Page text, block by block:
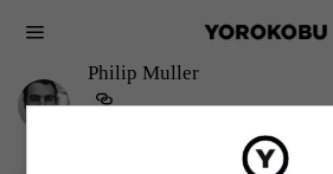
Philip Muller